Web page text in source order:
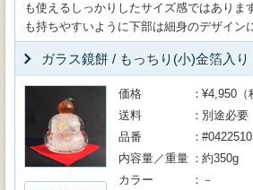
も使えるしっかりしたサイズ感ではありま
も持ちやすいように下部は細身のデザイン
ガラス鏡餅 / もっちり(小)金箔入り
価格
¥4,950（
送料
別途必要
品番
#0422510
内容量／重量
約350g
カラー
－